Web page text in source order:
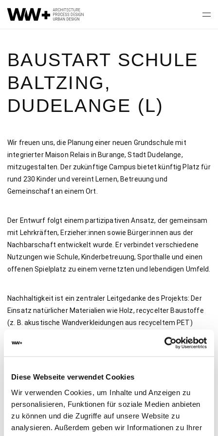
Diese Webseite verwendet Cookies
Wir verwenden Cookies, um Inhalte und Anzeigen zu
personalisieren, Funktionen für soziale Medien anbieten
zu können und die Zugriffe auf unsere Website zu
analysieren. Außerdem geben wir Informationen zu Ihrer
BAUSTART SCHULE
BALTZING,
DUDELANGE (L)
Wir freuen uns, die Planung einer neuen Grundschule mit
integrierter Maison Relais in Burange, Stadt Dudelange,
mitzugestalten. Der zukünftige Campus bietet künftig Platz für
rund 230 Kinder und vereint Lernen, Betreuung und
Gemeinschaft an einem Ort.
Der Entwurf folgt einem partizipativen Ansatz, der gemeinsam
mit Lehrkräften, Erzieher:innen sowie Bürger:innen aus der
Nachbarschaft entwickelt wurde. Er verbindet verschiedene
Nutzungen wie Schule, Kinderbetreuung, Sporthalle und einen
offenen Spielplatz zu einem vernetzten und lebendigen Umfeld.
Nachhaltigkeit ist ein zentraler Leitgedanke des Projekts: Der
Einsatz natürlicher Materialien wie Holz, recycelter Baustoffe
(z. B. akustische Wandverkleidungen aus recyceltem PET)
Klimaregulierung tragen zu einem ressourceneffizienten
Gebäude bei. Ergänzt wird dies durch die Erhaltung bestehender
Gold-Zertifizierung an.
Momentan sind die Abrissarbeiten des ehemaligen Gebäudes